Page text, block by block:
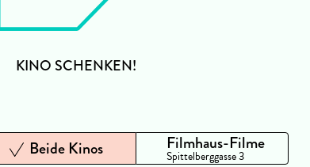
KINO SCHENKEN!
Beide Kinos Filmhaus-Filme
Spittelberggasse 3